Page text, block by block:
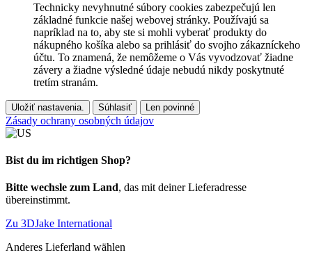
Technicky nevyhnutné súbory cookies zabezpečujú len
základné funkcie našej webovej stránky. Používajú sa
napríklad na to, aby ste si mohli vyberať produkty do
nákupného košíka alebo sa prihlásiť do svojho zákazníckeho
účtu. To znamená, že nemôžeme o Vás vyvodzovať žiadne
závery a žiadne výsledné údaje nebudú nikdy poskytnuté
tretím stranám.
Uložiť nastavenia. Súhlasiť Len povinné
Zásady ochrany osobných údajov
Bist du im richtigen Shop?
Bitte wechsle zum Land, das mit deiner Lieferadresse
übereinstimmt.
Zu 3DJake International
Anderes Lieferland wählen